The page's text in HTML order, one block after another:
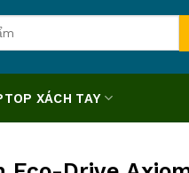
XÁCH TAY